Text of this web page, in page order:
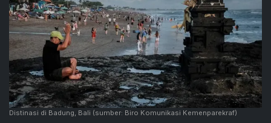
Distinasi di Badung, Bali (sumber: Biro Komunikasi Kemenparekraf)